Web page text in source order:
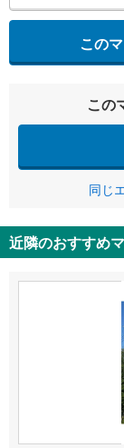
この
この
同じ
近隣のおすすめ